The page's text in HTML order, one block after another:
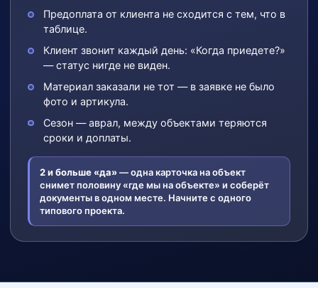
Предоплата от клиента не сходится с тем, что в
таблице.
Клиент звонит каждый день: «Когда приедете?»
— статус нигде не виден.
Материал заказали не тот — в заявке не было
фото и артикула.
Сезон — аврал, между объектами теряются
сроки и доплаты.
2 и больше «да»— одна карточка на объект
снимет половину «где мы на объекте» и соберёт
документы в одном месте. Начните с одного
типового проекта.